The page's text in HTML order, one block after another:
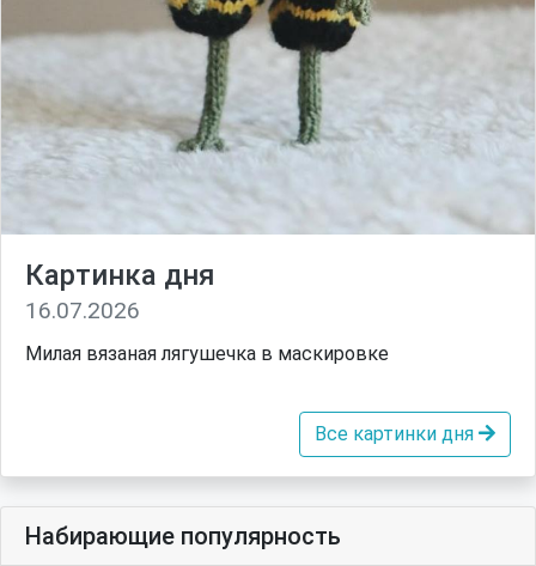
Картинка дня
16.07.2026
Милая вязаная лягушечка в маскировке
Все картинки дня
Набирающие популярность